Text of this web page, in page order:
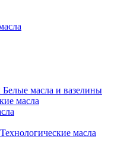
Белые масла и вазелины
масла
Технологические масла